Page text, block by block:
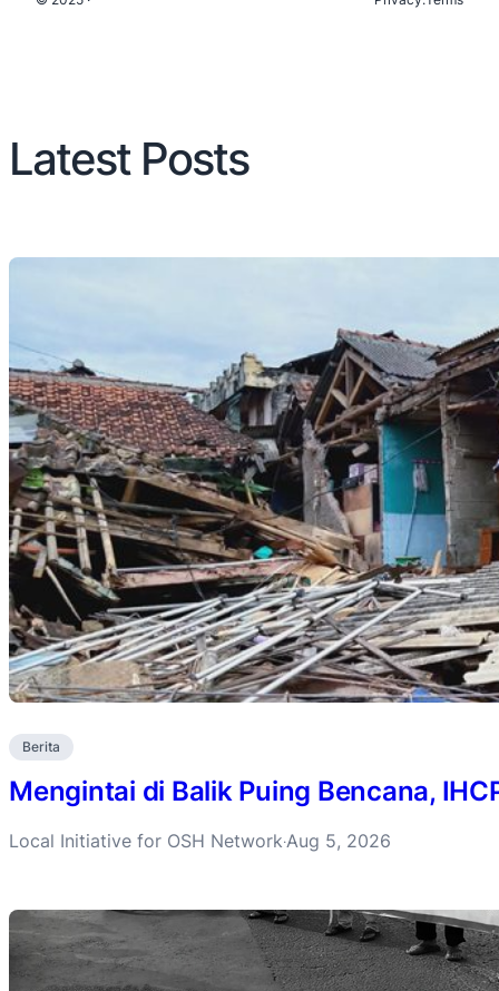
Latest Posts
Berita
Mengintai di Balik Puing Bencana,
Local Initiative for OSH Network·Aug 5, 2026